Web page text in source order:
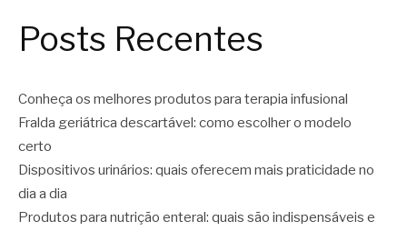
Posts Recentes
Conheça os melhores produtos para terapia infusional
Fralda geriátrica descartável: como escolher o modelo
certo
Dispositivos urinários: quais oferecem mais praticidade no
dia a dia
Produtos para nutrição enteral: quais são indispensáveis e